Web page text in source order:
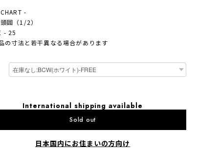
-
囲（1/2）
- 25
の寸法と若干異なる場合があります
International shipping available
Sold out
日本国内にお住まいの方向け